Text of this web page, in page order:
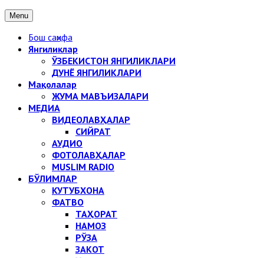
Menu
Бош саҳифа
Янгиликлар
ЎЗБЕКИСТОН ЯНГИЛИКЛАРИ
ДУНЁ ЯНГИЛИКЛАРИ
Мақолалар
ЖУМА МАВЪИЗАЛАРИ
МЕДИА
ВИДЕОЛАВҲАЛАР
СИЙРАТ
АУДИО
ФОТОЛАВҲАЛАР
MUSLIM RADIO
БЎЛИМЛАР
КУТУБХОНА
ФАТВО
ТАҲОРАТ
НАМОЗ
РЎЗА
ЗАКОТ